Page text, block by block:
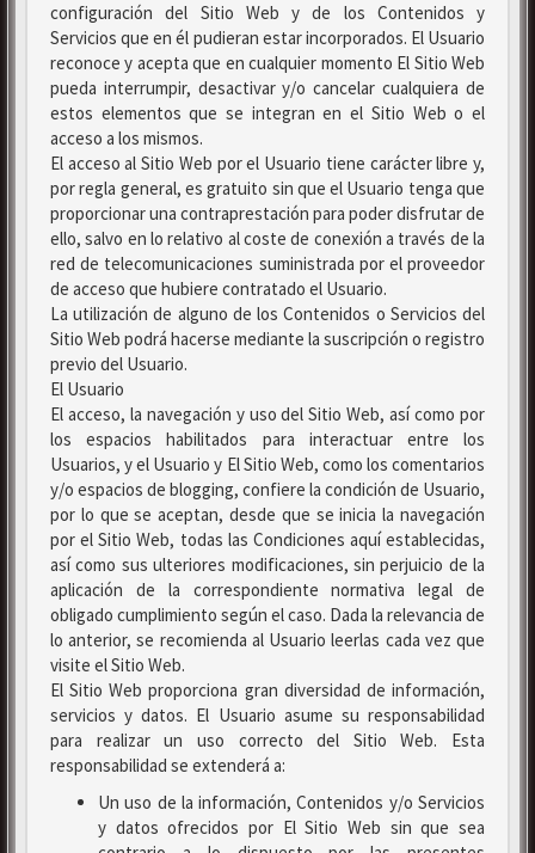
configuración del Sitio Web y de los Contenidos y
Servicios que en él pudieran estar incorporados. El Usuario
reconoce y acepta que en cualquier momento El Sitio Web
pueda interrumpir, desactivar y/o cancelar cualquiera de
estos elementos que se integran en el Sitio Web o el
acceso a los mismos.
El acceso al Sitio Web por el Usuario tiene carácter libre y,
por regla general, es gratuito sin que el Usuario tenga que
proporcionar una contraprestación para poder disfrutar de
ello, salvo en lo relativo al coste de conexión a través de la
red de telecomunicaciones suministrada por el proveedor
de acceso que hubiere contratado el Usuario.
La utilización de alguno de los Contenidos o Servicios del
Sitio Web podrá hacerse mediante la suscripción o registro
previo del Usuario.
El Usuario
El acceso, la navegación y uso del Sitio Web, así como por
los espacios habilitados para interactuar entre los
Usuarios, y el Usuario y El Sitio Web, como los comentarios
y/o espacios de blogging, confiere la condición de Usuario,
por lo que se aceptan, desde que se inicia la navegación
por el Sitio Web, todas las Condiciones aquí establecidas,
así como sus ulteriores modificaciones, sin perjuicio de la
aplicación de la correspondiente normativa legal de
obligado cumplimiento según el caso. Dada la relevancia de
lo anterior, se recomienda al Usuario leerlas cada vez que
visite el Sitio Web.
El Sitio Web proporciona gran diversidad de información,
servicios y datos. El Usuario asume su responsabilidad
para realizar un uso correcto del Sitio Web. Esta
responsabilidad se extenderá a:
Un uso de la información, Contenidos y/o Servicios
y datos ofrecidos por El Sitio Web sin que sea